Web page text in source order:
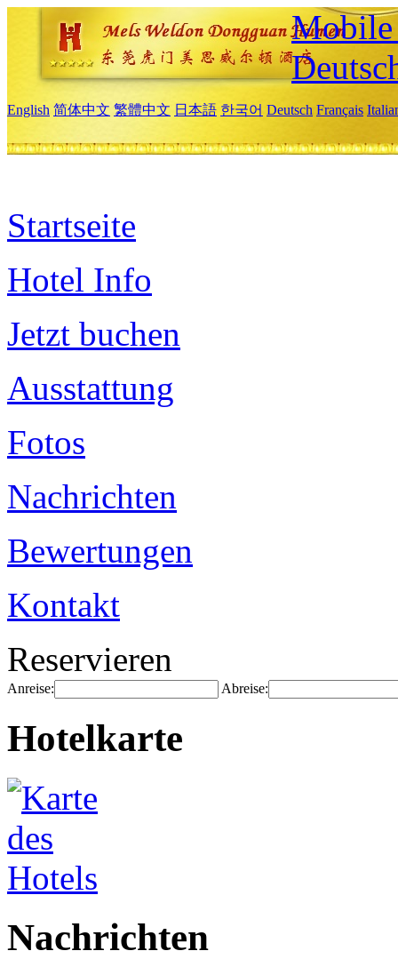
Mobile
English 简体中文 繁體中文 日本語 한국어 Deutsch Français
Startseite
Hotel Info
Jetzt buchen
Ausstattung
Fotos
Nachrichten
Bewertungen
Kontakt
Reservieren
Anreise: Abreise:
Hotelkarte
Nachrichten